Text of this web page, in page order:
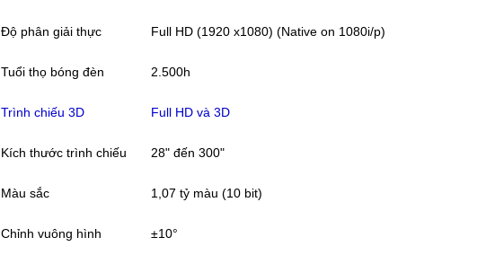
Độ phân giải thực Full HD (1920 x1080) (Native on 1080i/p)
Tuổi thọ bóng đèn 2.500h
Trình chiếu 3D Full HD và 3D
Kích thước trình chiếu 28" đến 300"
Màu sắc 1,07 tỷ màu (10 bit)
Chỉnh vuông hình ±10°